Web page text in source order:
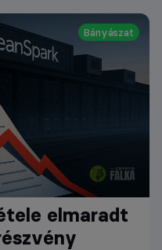
Bányászat
elmaradt